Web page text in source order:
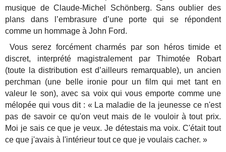
musique de Claude-Michel Schönberg. Sans oublier des
plans dans l’embrasure d’une porte qui se répondent
comme un hommage à John Ford.
Vous serez forcément charmés par son héros timide et
discret, interprété magistralement par Thimotée Robart
(toute la distribution est d’ailleurs remarquable), un ancien
perchman (une belle ironie pour un film qui met tant en
valeur le son), avec sa voix qui vous emporte comme une
mélopée qui vous dit : « La maladie de la jeunesse ce n'est
pas de savoir ce qu'on veut mais de le vouloir à tout prix.
Moi je sais ce que je veux. Je détestais ma voix. C'était tout
ce que j'avais à l'intérieur tout ce que je voulais cacher. »